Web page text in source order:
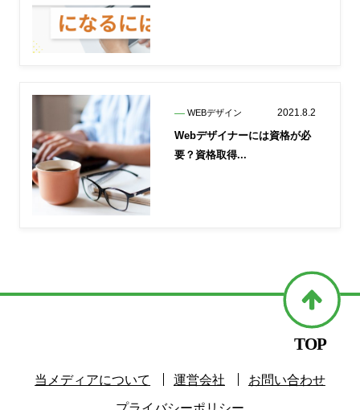
WEBデザイン 2021.8.2
Webデザイナーには資格が必
要？資格取得...
当メディアについて 運営会社
お問い合わせ